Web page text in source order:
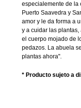
especialemente de la
Puerto Saavedra y
amor y le da forma a
y a cuidar las
el cuerpo mojado de
pedazos. La abuela
plantas ahora".
* Producto sujeto a